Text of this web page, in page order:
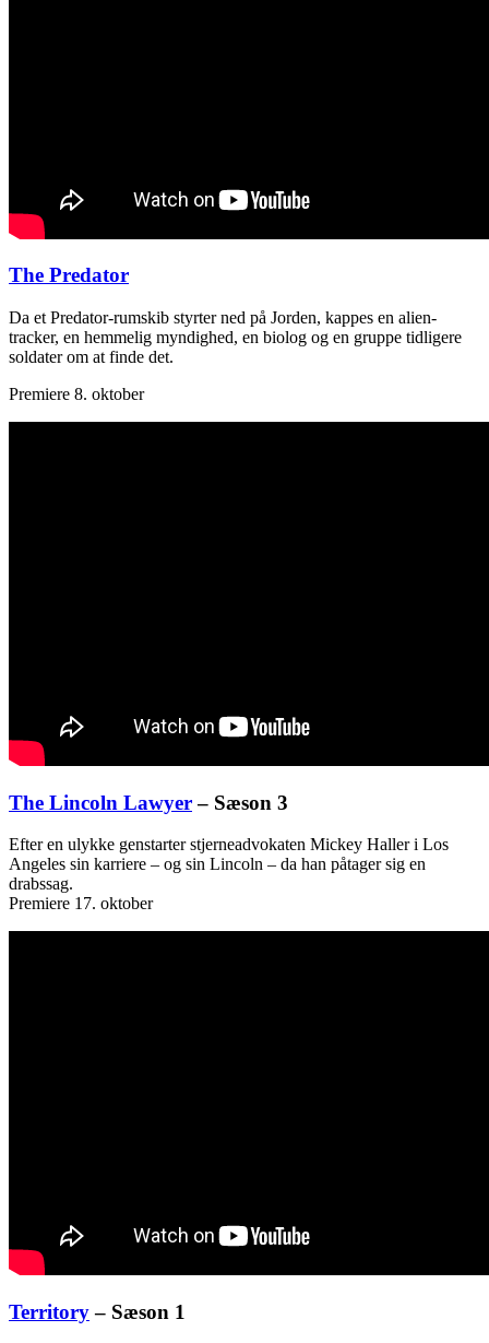
The Predator
Da et Predator-rumskib styrter ned på Jorden, kappes en alien-
tracker, en hemmelig myndighed, en biolog og en gruppe tidligere
soldater om at finde det.
Premiere 8. oktober
The Lincoln Lawyer– Sæson 3
Efter en ulykke genstarter stjerneadvokaten Mickey Haller i Los
Angeles sin karriere – og sin Lincoln – da han påtager sig en
drabssag.
Premiere 17. oktober
Territory– Sæson 1